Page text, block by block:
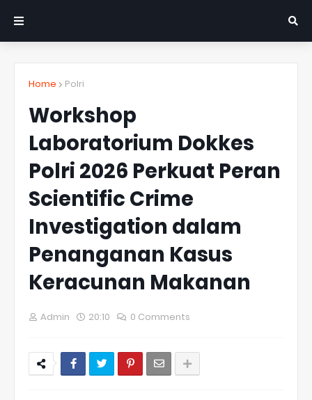
Home Polri
Workshop
Laboratorium Dokkes
Polri 2026 Perkuat Peran
Scientific Crime
Investigation dalam
Penanganan Kasus
Keracunan Makanan
Admin 20:10 0 Comments